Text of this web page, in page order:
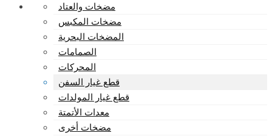
مضخات والعتاد
مضخات المكبس
المضخات البحرية
الصمامات
المحركات
قطع غيار السفن
قطع غيار المولدات
معدات الأتمتة
مضخات أخرى